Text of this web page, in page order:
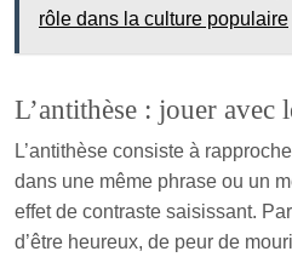
rôle dans la culture populaire
L’antithèse : jouer avec
L’antithèse consiste à
dans une même phrase ou un
effet de contraste saisissant.
d’être heureux, de peur de